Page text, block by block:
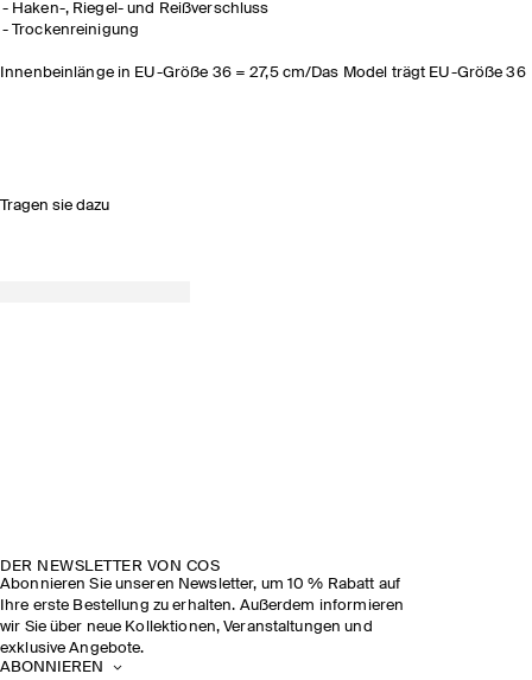
Haken-, Riegel- und Reißverschluss
Trockenreinigung
Innenbeinlänge in EU-Größe 36 = 27,5 cm/Das Model trägt EU-Größe 36
Tragen sie dazu
DER NEWSLETTER VON COS
Abonnieren Sie unseren Newsletter, um 10 % Rabatt auf
Ihre erste Bestellung zu erhalten. Außerdem informieren
wir Sie über neue Kollektionen, Veranstaltungen und
exklusive Angebote.
ABONNIEREN